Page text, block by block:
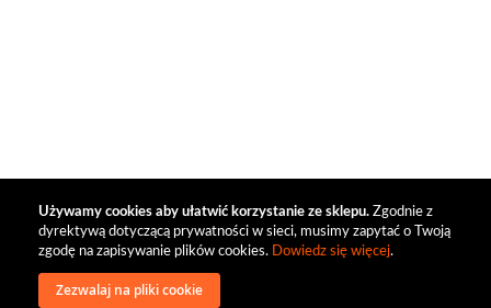
Używamy cookies aby ułatwić korzystanie ze sklepu. Zgodnie z
dyrektywą dotyczącą prywatności w sieci, musimy zapytać o Twoją
zgodę na zapisywanie plików cookies. Dowiedz się więcej.
Zezwalaj na pliki cookie